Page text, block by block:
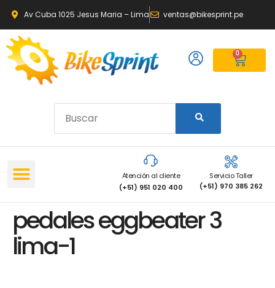
Av Cuba 1025 Jesus Maria – Lima ventas@bikesprint.pe
0
Atención al cliente
(+51) 951 020 400
Servicio Taller
(+51) 970 385 262
pedales eggbeater 3
lima-1